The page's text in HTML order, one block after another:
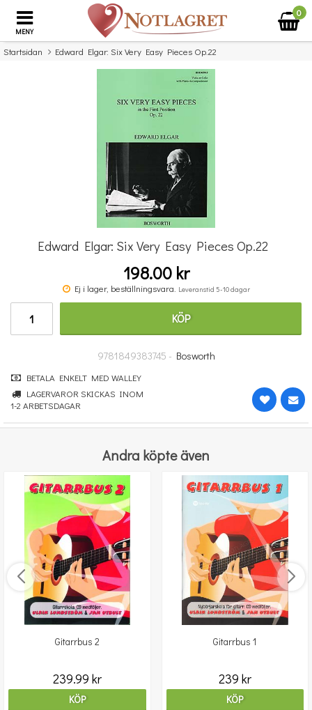
MENY
0
Startsidan Edward Elgar: Six Very Easy Pieces Op.22
Missa inte detta...
Music Flash Cards
Edward Elgar: Six Very Easy Pieces Op.22
198.00 kr
Ej i lager, beställningsvara. Leveranstid 5-10 dagar
KÖP
9781849383745 - Bosworth
BETALA ENKELT MED WALLEY
LAGERVAROR SKICKAS INOM
1-2 ARBETSDAGAR
Andra köpte även
Gitarrbus 2
239.99 kr
KÖP
Gitarrbus 1
239 kr
KÖP